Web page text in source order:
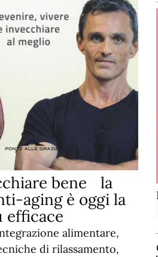
bene la
aging è oggi la
efficace
alimentare,
di rilassamento,